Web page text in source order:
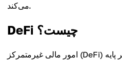
می‌کند.
DeFi چیست؟
امور مالی غیرمتمرکز (DeFi) یک اکوسیستم مالی است که بر پایه